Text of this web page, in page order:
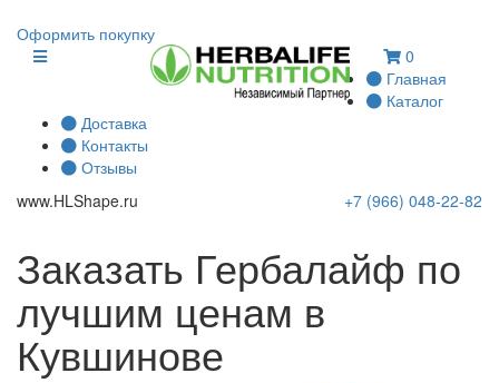
Оформить покупку
0
Главная
Каталог
Доставка
Контакты
Отзывы
www.HLShape.ru +7 (966) 048-22-82
Заказать Гербалайф по
лучшим ценам в
Кувшинове